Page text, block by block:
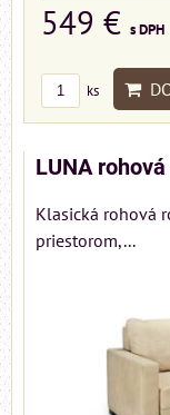
549 € s DPH
ks
LUNA
Klasická rohová
priestorom,...